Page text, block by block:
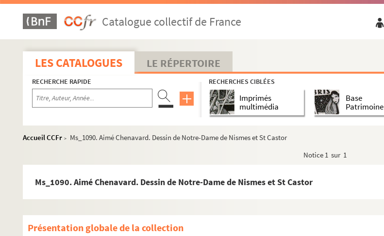
Catalogue collectif de France
LES CATALOGUES LE RÉPERTOIRE
RECHERCHE RAPIDE RECHERCHES CIBLÉES
Imprimés
multimédia
Base
Patrimoine
Accueil CCFr >
Ms_1090. Aimé Chenavard. Dessin de Notre-Dame de Nismes et St Castor
Notice 1 sur 1
Ms_1090. Aimé Chenavard. Dessin de Notre-Dame de Nismes et St Castor
Présentation globale de la collection
Ms_1062. Les Philippiques.
Ms_1063. Carte hydrographique de la France, Avec Coupes des principales Chaînes de Montagnes, Copiée d'après ...
Ms_1064. Planches dessinées et coloriées relatives au canal de Languedoc
Ms_1065. Lettre adressée à Monseigneur.
Ms_1066. Deux manuscrits relatifs à la succession du peintre Charles Natoire.
Ms_1067. Petit poème désabusé.
Ms_1068. « Memoire. Consernant les reparations, defrichements, pepinieres, & plantations que je fais annuelle...
Ms_1069. Catalogue des Médailles du Cabinet de la Ville de Nîmes. 1ère partie contenant les médailles ancienn...
Ms_1073. « Cours de Religion dirigé par Monsieur le pasteur Desmons suivi par Rosalie Aliger. A Saint Géniès ...
Ms_1076. Cours de Français, Anglais et Allemand.